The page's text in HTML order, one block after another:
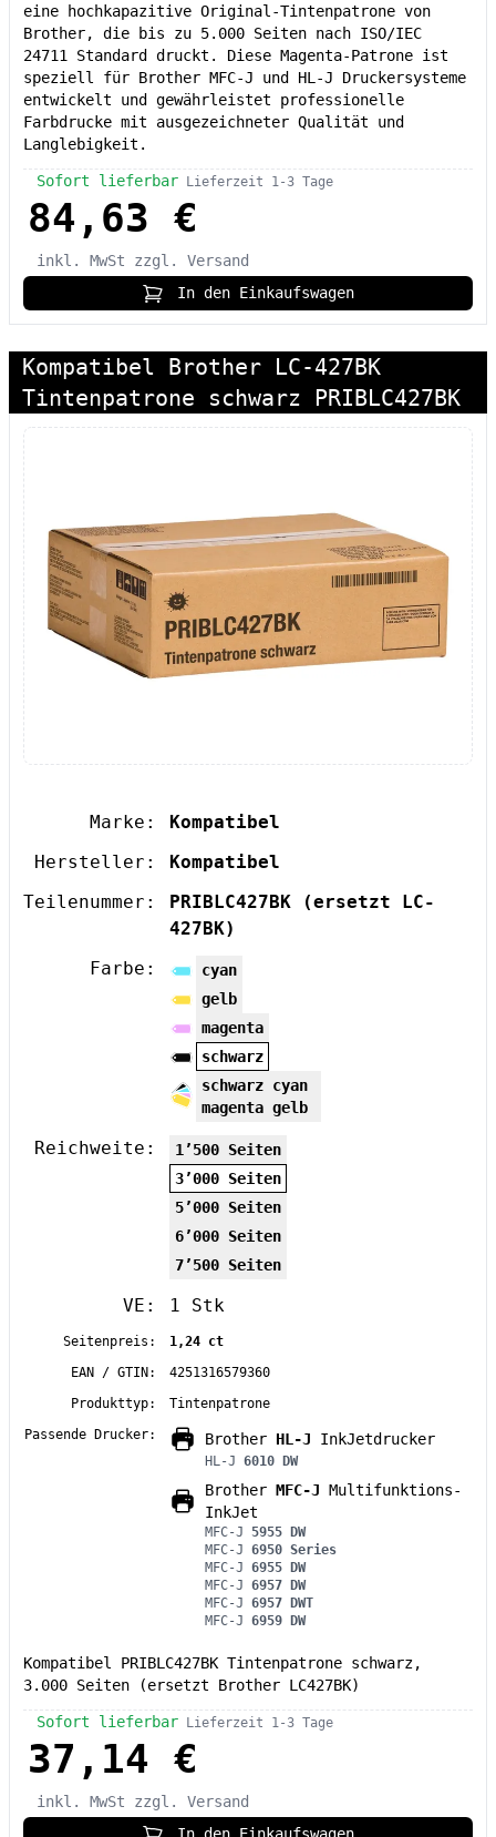
eine hochkapazitive Original-Tintenpatrone von
Brother, die bis zu 5.000 Seiten nach ISO/IEC
24711 Standard druckt. Diese Magenta-Patrone ist
speziell für Brother MFC-J und HL-J Druckersysteme
entwickelt und gewährleistet professionelle
Farbdrucke mit ausgezeichneter Qualität und
Langlebigkeit.
Sofort lieferbar Lieferzeit 1-3 Tage
84,63 €
inkl. MwSt
zzgl. Versand
In den Einkaufswagen
Kompatibel Brother LC-427BK
Tintenpatrone schwarz PRIBLC427BK
Marke:
Kompatibel
Hersteller:
Kompatibel
Teilenummer:
PRIBLC427BK
(ersetzt LC-
427BK)
Farbe:
cyan
gelb
magenta
schwarz
schwarz cyan
magenta gelb
Reichweite:
1’500 Seiten
3’000 Seiten
5’000 Seiten
6’000 Seiten
7’500 Seiten
VE: 1 Stk
Seitenpreis:
1,24 ct
EAN / GTIN:
4251316579360
Produkttyp:
Tintenpatrone
Passende Drucker:
Brother HL-J InkJetdrucker
HL-J 6010 DW
Brother MFC-J Multifunktions-
InkJet
MFC-J 5955 DW
MFC-J 6950 Series
MFC-J 6955 DW
MFC-J 6957 DW
MFC-J 6957 DWT
MFC-J 6959 DW
Kompatibel PRIBLC427BK Tintenpatrone schwarz,
3.000 Seiten (ersetzt Brother LC427BK)
Sofort lieferbar Lieferzeit 1-3 Tage
37,14 €
inkl. MwSt
zzgl. Versand